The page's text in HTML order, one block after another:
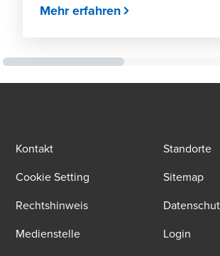
Mehr erfahren
Kontakt
Standorte
Cookie Setting
Sitemap
Rechtshinweis
Medienstelle
Login